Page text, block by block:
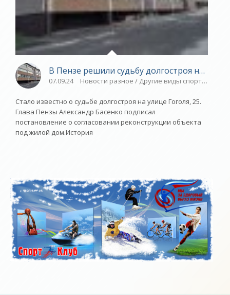
В Пензе решили судьбу долгостроя на
07.09.24 Новости разное / Другие виды спорта /
Стало известно о судьбе долгостроя на улице Гоголя, 25.
Глава Пензы Александр Басенко подписал
постановление о согласовании реконструкции объекта
под жилой дом.История